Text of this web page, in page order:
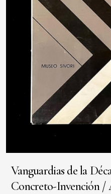
Vanguardias de la
Concreto-Invención